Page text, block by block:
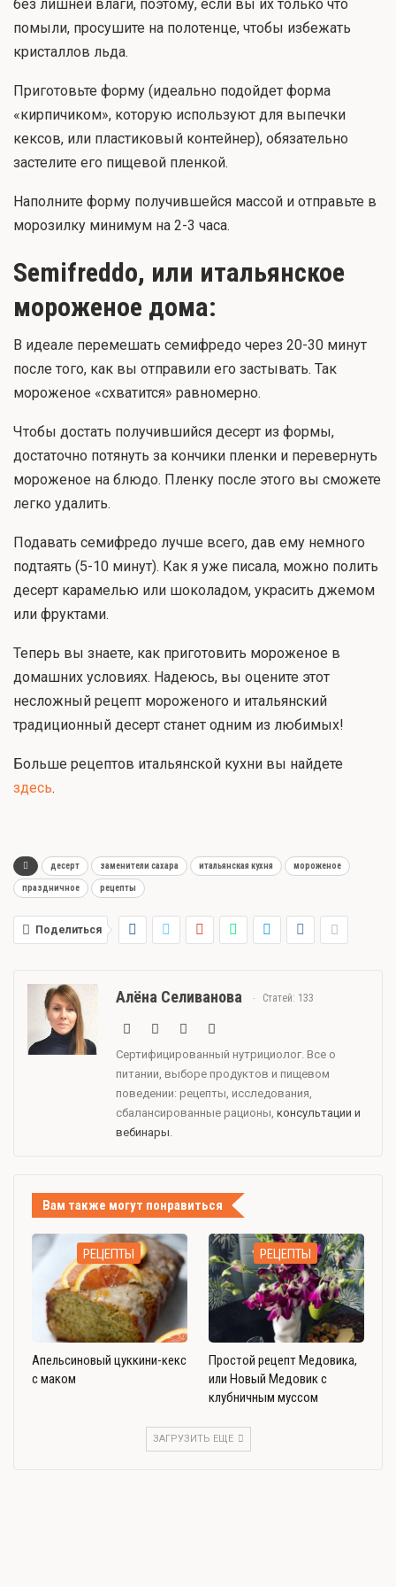
без лишней влаги, поэтому, если вы их только что
помыли, просушите на полотенце, чтобы избежать
кристаллов льда.
Приготовьте форму (идеально подойдет форма
«кирпичиком», которую используют для выпечки
кексов, или пластиковый контейнер), обязательно
застелите его пищевой пленкой.
Наполните форму получившейся массой и отправьте в
морозилку минимум на 2-3 часа.
Semifreddo, или итальянское
мороженое дома:
В идеале перемешать семифредо через 20-30 минут
после того, как вы отправили его застывать. Так
мороженое «схватится» равномерно.
Чтобы достать получившийся десерт из формы,
достаточно потянуть за кончики пленки и перевернуть
мороженое на блюдо. Пленку после этого вы сможете
легко удалить.
Подавать семифредо лучше всего, дав ему немного
подтаять (5-10 минут). Как я уже писала, можно полить
десерт карамелью или шоколадом, украсить джемом
или фруктами.
Теперь вы знаете, как приготовить мороженое в
домашних условиях. Надеюсь, вы оцените этот
несложный рецепт мороженого и итальянский
традиционный десерт станет одним из любимых!
Больше рецептов итальянской кухни вы найдете
здесь.
десерт заменители сахара итальянская кухня мороженое
праздничное рецепты
Поделиться
Алёна Селиванова Статей: 133
Сертифицированный нутрициолог. Все о
питании, выборе продуктов и пищевом
поведении: рецепты, исследования,
сбалансированные рационы, консультации и
вебинары
Вам также могут понравиться
РЕЦЕПТЫ
Апельсиновый цуккини-кекс
с маком
РЕЦЕПТЫ
Простой рецепт Медовика,
или Новый Медовик с
клубничным муссом
ЗАГРУЗИТЬ ЕЩЕ